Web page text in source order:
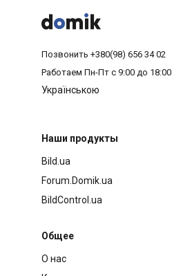



Позвонить +380(98) 656 34 02
Работаем Пн-Пт с 9:00 до 18:00
Українською
Наши продукты
Bild.ua
Forum.Domik.ua
BildControl.ua
Общее
О нас